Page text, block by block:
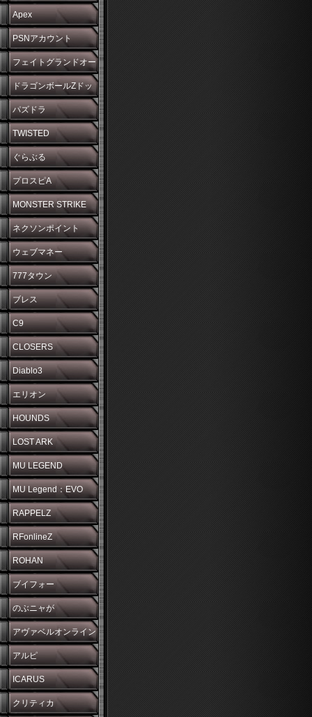
Apex
PSNアカウント
フェイトグランドオー
ダー
ドラゴンボールZドッ
カンバトル
パズドラ
TWISTED
WONDERLAND
ぐらぶる
プロスピA
MONSTER STRIKE
ネクソンポイント
ウェブマネー
777タウン
ブレス
C9
CLOSERS
Diablo3
エリオン
HOUNDS
LOST ARK
MU LEGEND
MU Legend：EVO
RAPPELZ
RFonlineZ
ROHAN
ブイフォー
のぶニャが
アヴァベルオンライン
アルピ
ICARUS
クリティカ